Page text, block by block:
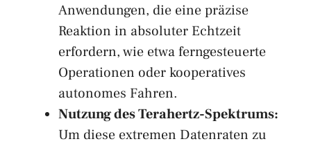
Anwendungen, die eine präzise
Reaktion in absoluter Echtzeit
erfordern, wie etwa ferngesteuerte
Operationen oder kooperatives
autonomes Fahren.
Nutzung des Terahertz-Spektrums:
Um diese extremen Datenraten zu